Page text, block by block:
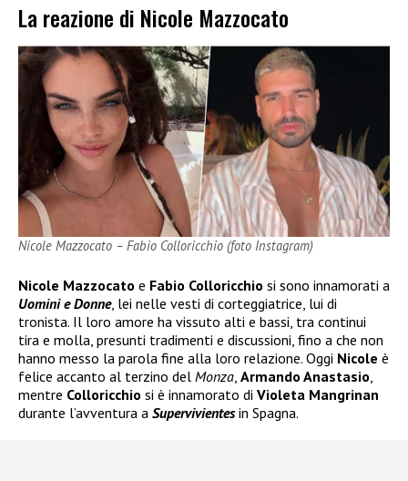
La reazione di Nicole Mazzocato
Nicole Mazzocato – Fabio Colloricchio (foto Instagram)
Nicole Mazzocato e Fabio Colloricchio si sono innamorati a
Uomini e Donne, lei nelle vesti di corteggiatrice, lui di
tronista. Il loro amore ha vissuto alti e bassi, tra continui
tira e molla, presunti tradimenti e discussioni, fino a che non
hanno messo la parola fine alla loro relazione. Oggi Nicole è
felice accanto al terzino del Monza Armando Anastasio
mentre Colloricchio si è innamorato di Violeta Mangrinan
durante l’avventura a Supervivientes in Spagna.